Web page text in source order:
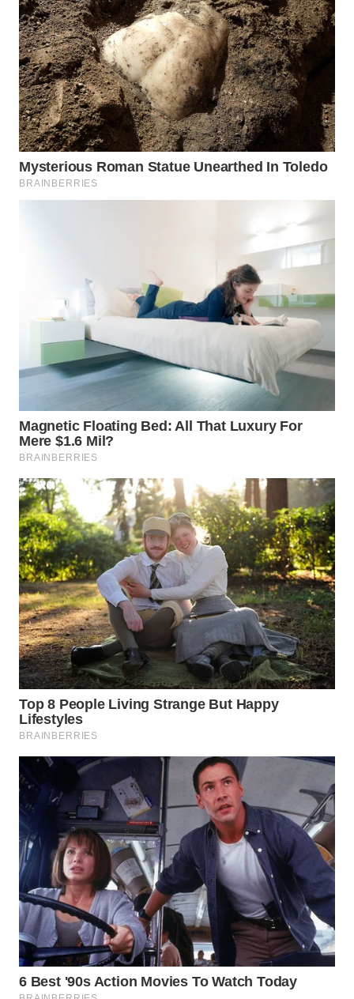
WN
DEPOK
WN
TAPANULI
UTARA
WN
SAMOSIR
SUMEDANG
WN
CIANJUR
SERIBU
WN
TANGERANG
WN
BINJAI
WN
CIREBON
WN
INDRAMAYU
WN
KUNINGAN
WN
MAJALENGKA
SUBANG
WN
SUKABUMI
WN
PURWAKARTA